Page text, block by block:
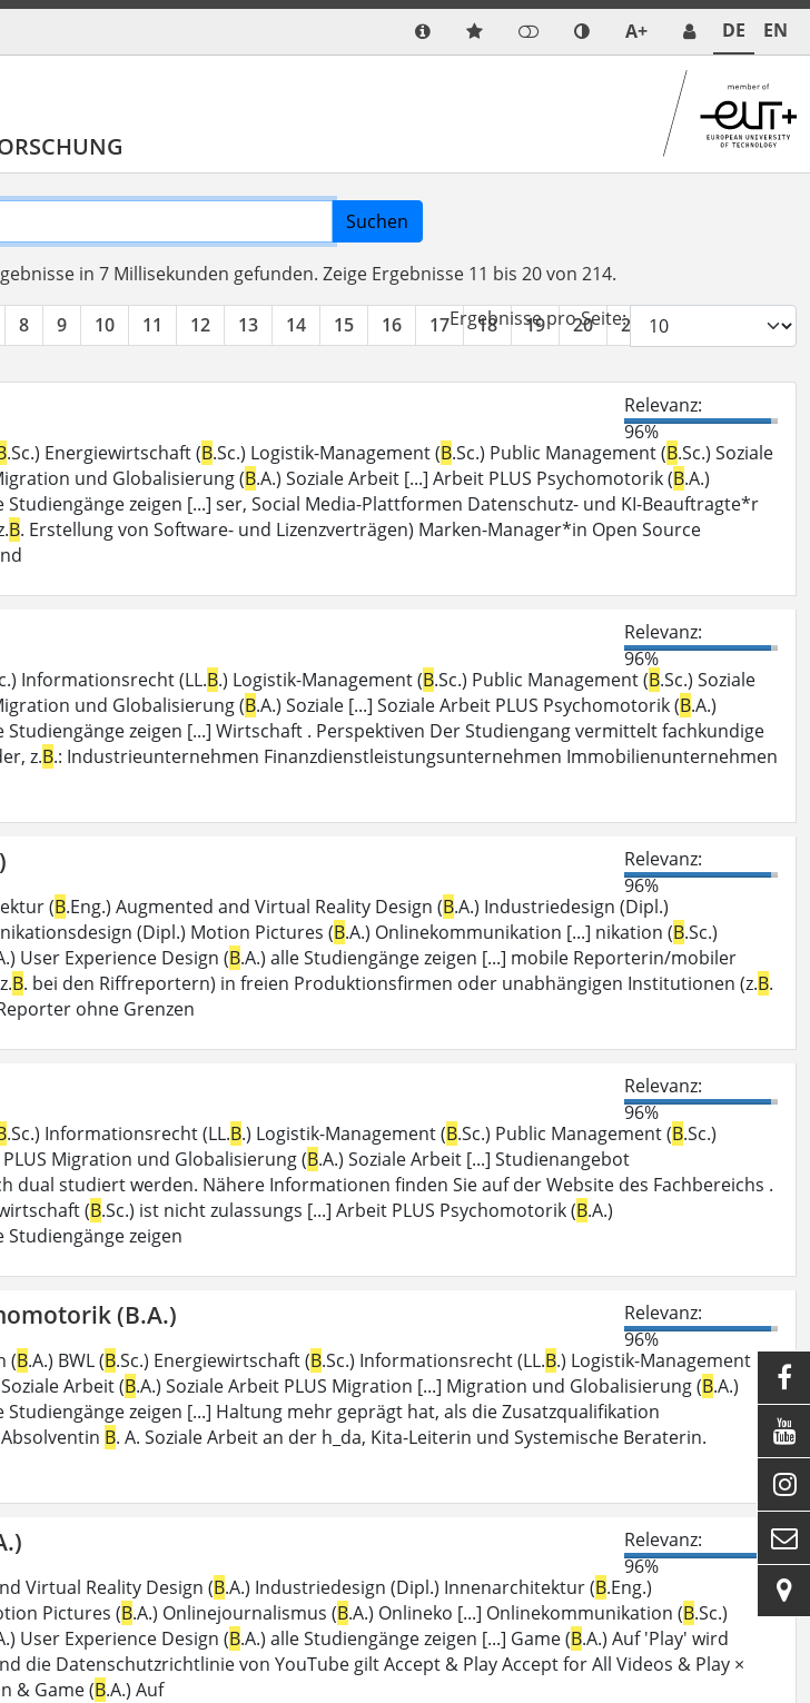
A+ DE EN
Suchen
in 7 Millisekunden gefunden. Zeige Ergebnisse 11 bis 20 von 214.
8 9 10 11 12 13 14 15 16 17 18 19 20 21
Ergebnisse pro Seite:
Relevanz:
96%
.Sc.) Energiewirtschaft (B.Sc.) Logistik-Management (B.Sc.) Public Management (B.Sc.) Soziale
und Globalisierung (B.A.) Soziale Arbeit [...] Arbeit PLUS Psychomotorik (B.A.)
Studiengänge zeigen [...] ser, Social Media-Plattformen Datenschutz- und KI-Beauftragte*r
B. Erstellung von Software- und Lizenzverträgen) Marken-Manager*in Open Source
Relevanz:
96%
Informationsrecht (LL.B.) Logistik-Management (B.Sc.) Public Management (B.Sc.) Soziale
und Globalisierung (B.A.) Soziale [...] Soziale Arbeit PLUS Psychomotorik (B.A.)
Studiengänge zeigen [...] Wirtschaft . Perspektiven Der Studiengang vermittelt fachkundige
z.B.: Industrieunternehmen Finanzdienstleistungsunternehmen Immobilienunternehmen
Relevanz:
96%
(B.Eng.) Augmented and Virtual Reality Design (B.A.) Industriedesign (Dipl.)
(Dipl.) Motion Pictures (B.A.) Onlinekommunikation [...] nikation (B.Sc.)
User Experience Design (B.A.) alle Studiengänge zeigen [...] mobile Reporterin/mobiler
B. bei den Riffreportern) in freien Produktionsfirmen oder unabhängigen Institutionen (z.B.
ohne Grenzen
Relevanz:
96%
.Sc.) Informationsrecht (LL.B.) Logistik-Management (B.Sc.) Public Management (B.Sc.)
PLUS Migration und Globalisierung (B.A.) Soziale Arbeit [...] Studienangebot
dual studiert werden. Nähere Informationen finden Sie auf der Website des Fachbereichs .
(B.Sc.) ist nicht zulassungs [...] Arbeit PLUS Psychomotorik (B.A.)
Studiengänge zeigen
(B.A.)
Relevanz:
96%
(B.A.) BWL (B.Sc.) Energiewirtschaft (B.Sc.) Informationsrecht (LL.B.) Logistik-Management
Soziale Arbeit (B.A.) Soziale Arbeit PLUS Migration [...] Migration und Globalisierung (B.A.)
Studiengänge zeigen [...] Haltung mehr geprägt hat, als die Zusatzqualifikation
B. A. Soziale Arbeit an der h_da, Kita-Leiterin und Systemische Beraterin.
Relevanz:
96%
Virtual Reality Design (B.A.) Industriedesign (Dipl.) Innenarchitektur (B.Eng.)
Pictures (B.A.) Onlinejournalismus (B.A.) Onlineko [...] Onlinekommunikation (B.Sc.)
User Experience Design (B.A.) alle Studiengänge zeigen [...] Game (B.A.) Auf 'Play' wird
die Datenschutzrichtlinie von YouTube gilt Accept & Play Accept for All Videos & Play ×
& Game (B.A.) Auf




